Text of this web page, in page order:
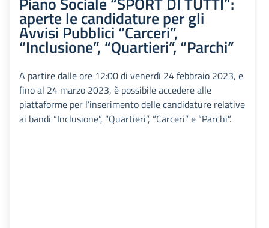
aperte le candidature per gli
Avvisi Pubblici “Carceri”,
“Inclusione”, “Quartieri”, “Parchi”
A partire dalle ore 12:00 di venerdì 24 febbraio 2023, e
fino al 24 marzo 2023, è possibile accedere alle
piattaforme per l’inserimento delle candidature relative
ai bandi “Inclusione”, “Quartieri”, “Carceri” e “Parchi”.